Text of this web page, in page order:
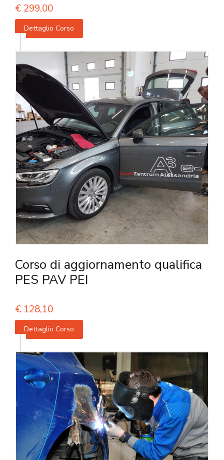
€ 299,00
Dettaglio Corso
Corso di aggiornamento qualifica
PES PAV PEI
€ 128,10
Dettaglio Corso